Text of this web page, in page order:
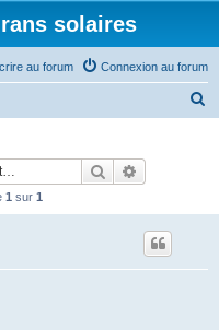
solaires
Connexion au forum
au forum
Rechercher
1 sur 1